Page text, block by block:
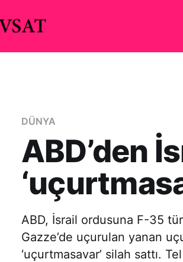
DÜNYA
ABD’den
ABD, İsrail ordusuna F-35
Gazze’de uçurulan yanan
‘uçurtmasavar’ silah sattı.